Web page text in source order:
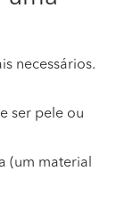
necessários.
ser pele ou
(um material